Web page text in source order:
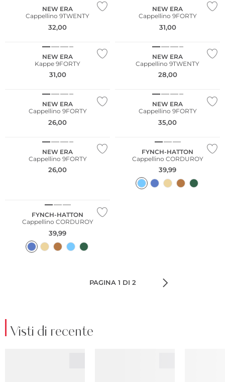
NEW ERA
Cappellino 9TWENTY
32,00
NEW ERA
Cappellino 9FORTY
31,00
NEW ERA
Kappe 9FORTY
31,00
NEW ERA
Cappellino 9TWENTY
28,00
NEW ERA
Cappellino 9FORTY
26,00
NEW ERA
Cappellino 9FORTY
35,00
NEW ERA
Cappellino 9FORTY
26,00
FYNCH-HATTON
Cappellino CORDUROY
39,99
FYNCH-HATTON
Cappellino CORDUROY
39,99
PAGINA 1 DI 2
Visti di recente